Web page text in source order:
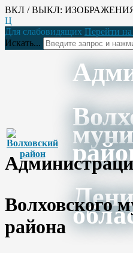
ВКЛ / ВЫКЛ:
Ц
Для слабовидящих Перейти
Искать...
Волховского
района